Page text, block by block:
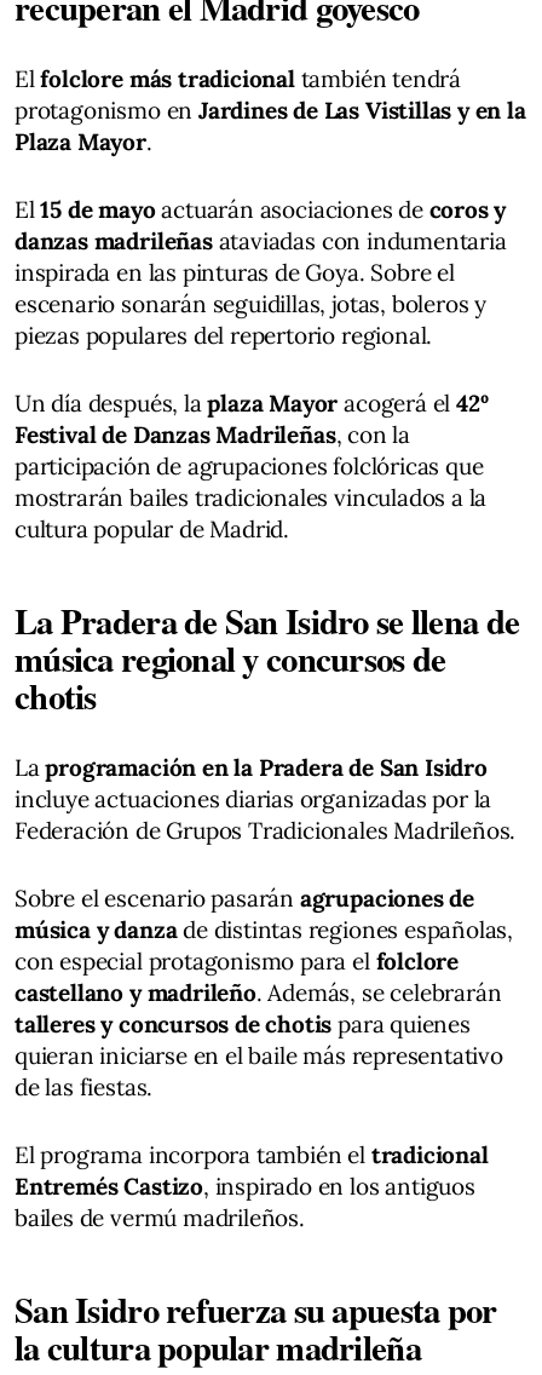
Elfolclore más tradicional también tendrá
protagonismo en Jardines de Las Vistillas y en la
Plaza Mayor.
El15 de mayoactuarán asociaciones de coros y
danzas madrileñasataviadas con indumentaria
inspirada en las pinturas de Goya. Sobre el
escenario sonarán seguidillas, jotas, boleros y
piezas populares del repertorio regional.
Un día después, laplaza Mayor acogerá el42º
Festival de Danzas Madrileñas, con la
participación de agrupaciones folclóricas que
mostrarán bailes tradicionales vinculados a la
cultura popular de Madrid.
La Pradera de San Isidro se llena de
música regional y concursos de
chotis
Laprogramación en la Pradera de San Isidro
incluye actuaciones diarias organizadas por la
Federación de Grupos Tradicionales Madrileños.
Sobre el escenario pasarán agrupaciones de
música y danzade distintas regiones españolas,
con especial protagonismo para el folclore
castellano y madrileño. Además, se celebrarán
talleres y concursos de chotis para quienes
quieran iniciarse en el baile más representativo
de las fiestas.
El programa incorpora también el tradicional
Entremés Castizo, inspirado en los antiguos
bailes de vermú madrileños.
San Isidro refuerza su apuesta por
la cultura popular madrileña